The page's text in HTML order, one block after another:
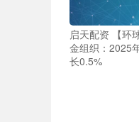
启天配资 【环
金组织：2025
长0.5%